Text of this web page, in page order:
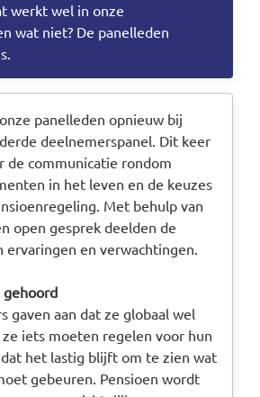
werkt wel in onze
wat niet? De panelleden
panelleden opnieuw bij
deelnemerspanel. Dit keer
de communicatie rondom
in het leven en de keuzes
Met behulp van
open gesprek deelden de
ervaringen en verwachtingen.
gehoord
gaven aan dat ze globaal wel
iets moeten regelen voor hun
het lastig blijft om te zien wat
gebeuren. Pensioen wordt